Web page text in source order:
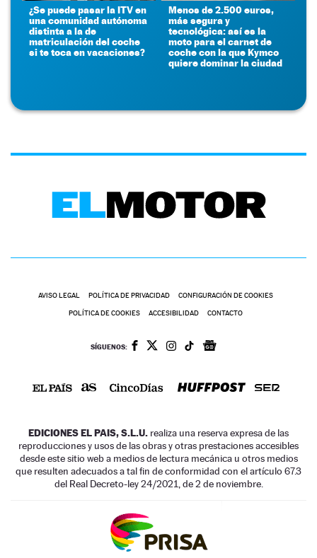
¿Se puede pasar la ITV en
una comunidad autónoma
distinta a la de
matriculación del coche
si te toca en vacaciones?
Menos de 2.500 euros,
más segura y
tecnológica: así es la
moto para el carnet de
coche con la que Kymco
quiere dominar la ciudad
AVISO LEGAL POLÍTICA DE PRIVACIDAD CONFIGURACIÓN DE COOKIES
POLÍTICA DE COOKIES ACCESIBILIDAD CONTACTO
SÍGUENOS:
EDICIONES EL PAIS, S.L.U. realiza una reserva expresa de las
reproducciones y usos de las obras y otras prestaciones accesibles
desde este sitio web a medios de lectura mecánica u otros medios
que resulten adecuados a tal fin de conformidad con el artículo 67.3
del Real Decreto-ley 24/2021, de 2 de noviembre.